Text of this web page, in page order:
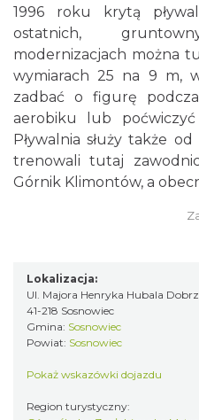
1996 roku krytą
ostatnich,
modernizacjach można
wymiarach 25 na 9 m,
zadbać o figurę
aerobiku lub
Pływalnia służy także
trenowali tutaj
Górnik Klimontów, a
Lokalizacja:
Ul. Majora Henryka Hubala
41-218 Sosnowiec
Gmina: Sosnowiec
Powiat: Sosnowiec
Pokaż wskazówki dojazdu
Region turystyczny: